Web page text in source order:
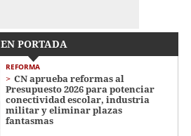
EN PORTADA
REFORMA
CN aprueba reformas al
Presupuesto 2026 para potenciar
conectividad escolar, industria
militar y eliminar plazas
fantasmas